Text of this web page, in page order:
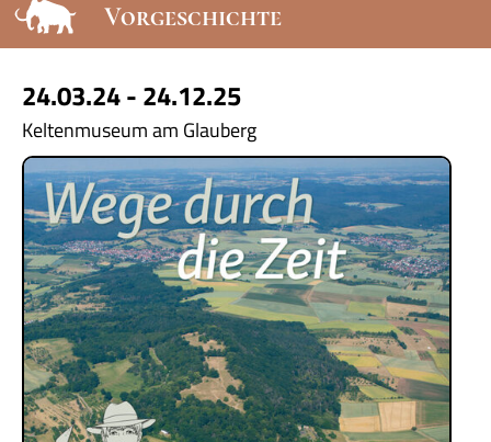
Vorgeschichte
24.03.24 - 24.12.25
Keltenmuseum am Glauberg